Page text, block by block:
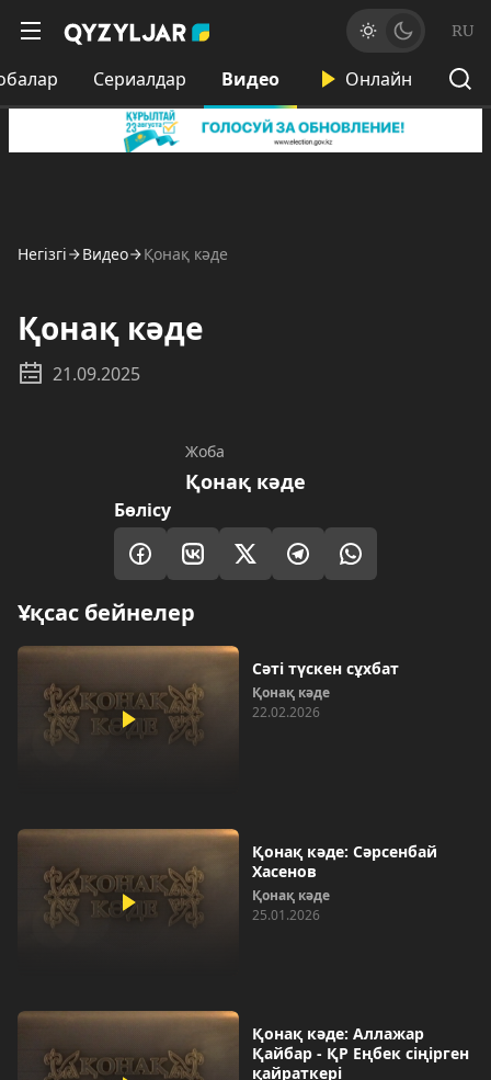
RU
Сериалдар Видео Онлайн
Негізгі Видео Қонақ кәде
Қонақ кәде
21.09.2025
Жоба
Қонақ кәде
Бөлісу
Ұқсас бейнелер
Сәті түскен сұхбат
Қонақ кәде
22.02.2026
Қонақ кәде: Сәрсенбай
Хасенов
Қонақ кәде
25.01.2026
Қонақ кәде: Аллажар
Қайбар - ҚР Еңбек сіңірген
қайраткері